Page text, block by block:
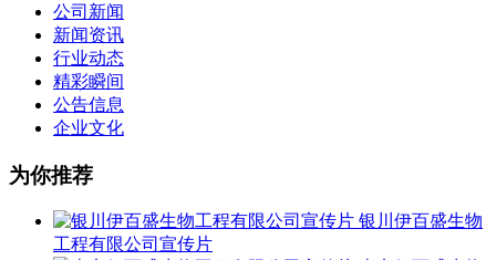
公司新闻
新闻资讯
行业动态
精彩瞬间
公告信息
企业文化
为你推荐
银川伊百盛生物
工程有限公司宣传片